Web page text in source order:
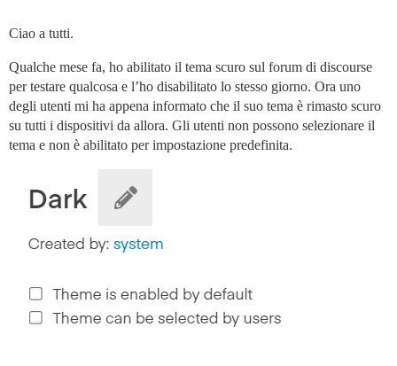
Ciao a tutti.
Qualche mese fa, ho abilitato il tema scuro sul forum di discourse
per testare qualcosa e l’ho disabilitato lo stesso giorno. Ora uno
degli utenti mi ha appena informato che il suo tema è rimasto scuro
su tutti i dispositivi da allora. Gli utenti non possono selezionare il
tema e non è abilitato per impostazione predefinita.